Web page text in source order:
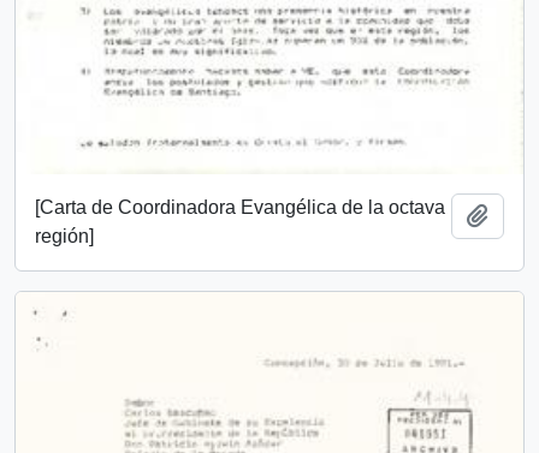
[Carta de Coordinadora Evangélica de la octava
región]